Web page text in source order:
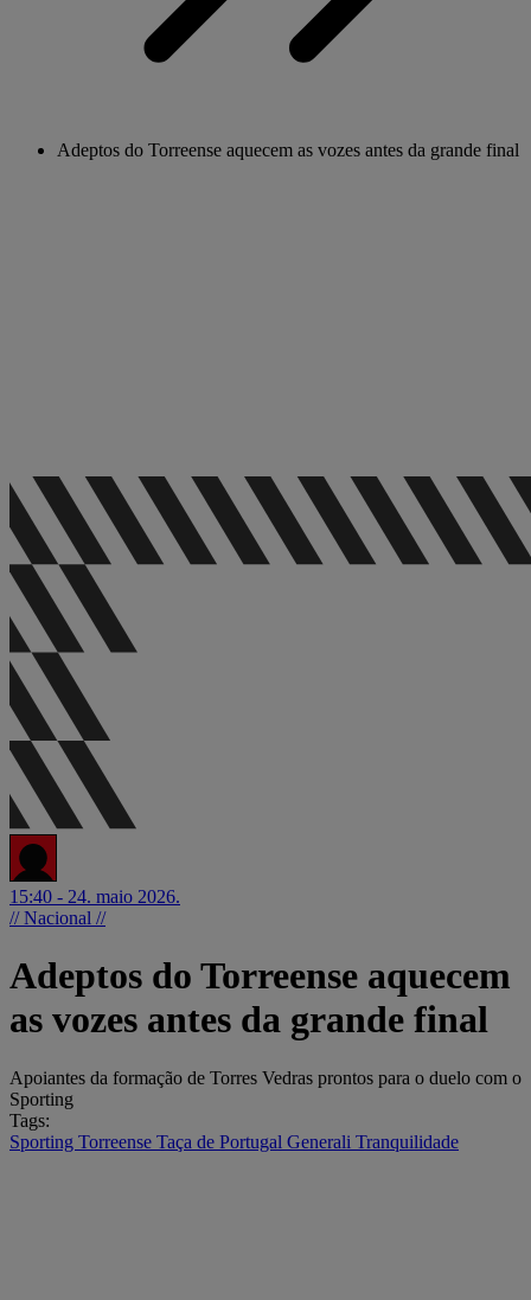
Adeptos do Torreense aquecem as vozes antes da grande final
15:40 - 24. maio 2026.
// Nacional //
Adeptos do Torreense aquecem
as vozes antes da grande final
Apoiantes da formação de Torres Vedras prontos para o duelo com o
Sporting
Tags:
Sporting Torreense Taça de Portugal Generali Tranquilidade